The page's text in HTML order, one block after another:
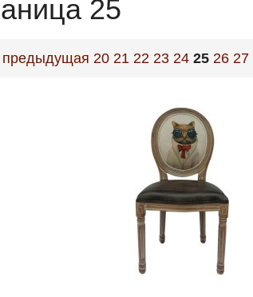
25
20 21 22 23 24 25 26 27